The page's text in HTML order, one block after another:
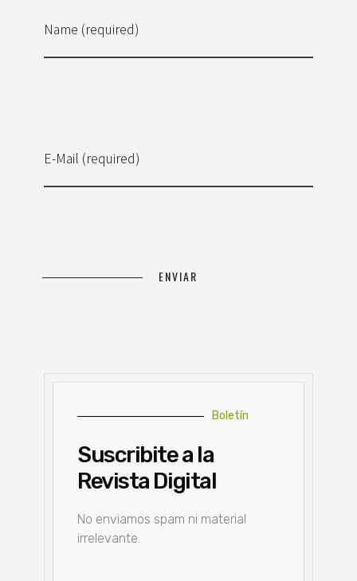
Name (required)
E-Mail (required)
Boletín
Suscribite a la
Revista Digital
No enviamos spam ni material
irrelevante.